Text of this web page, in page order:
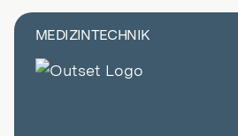
MEDIZINTECHNIK